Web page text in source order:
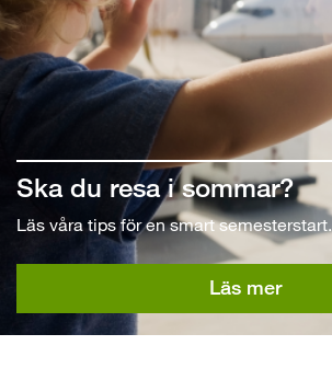
Ska du resa i sommar?
Läs våra tips för en smart semesterstart.
Läs mer